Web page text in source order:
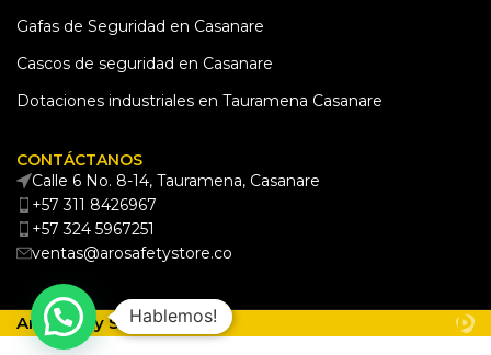
Gafas de Seguridad en Casanare
Cascos de seguridad en Casanare
Dotaciones industriales en Tauramena Casanare
CONTÁCTANOS
Calle 6 No. 8-14, Tauramena, Casanare
+57 311 8426967
+57 324 5967251
ventas@arosafetystore.co
Aro Safety Store © 2025
Hablemos!